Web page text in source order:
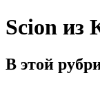
Scion из
В этой